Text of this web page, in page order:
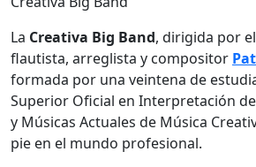
La Creativa Big Band, dirigida por
flautista, arreglista y compositor
formada por una veintena de
Superior Oficial en Interpretación de
y Músicas Actuales de Música
pie en el mundo profesional.